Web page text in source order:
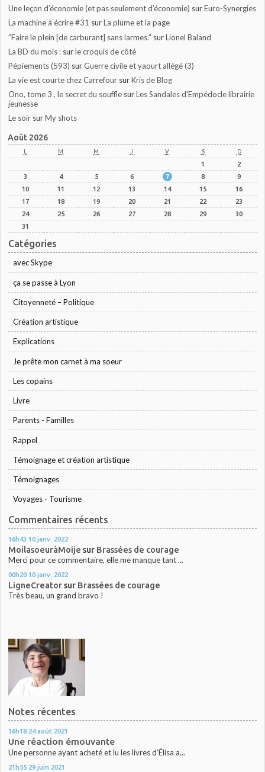
Une leçon d’économie (et pas seulement d’économie) surEuro-Synergies
La machine à écrire #31 surLa plume et la page
”Faire le plein [de carburant] sans larmes.” surLionel Baland
La BD du mois : surle croquis de côté
Pépiements (593) surGuerre civile et yaourt allégé (3)
La vie est courte chez Carrefour surKris de Blog
Ono, tome 3 , le secret du souffle surLes Sandales d'Empédocle librairie
jeunesse
Le soir surMy shots
Août 2026
L M M J V S D
1
2
3
4 5 6 7 8
9
10
11 12 13 14 15
16
17
18 19 20 21 22
23
24
25 26 27 28 29
30
31
Catégories
avec Skype
ça se passe à Lyon
Citoyenneté – Politique
Création artistique
Explications
Je prête mon carnet à ma soeur
Les copains
Livre
Parents - Familles
Rappel
Témoignage et création artistique
Témoignages
Voyages - Tourisme
Commentaires récents
16h43 10 janv. 2022
MoilasoeuràMoije sur Brassées de courage
Merci pour ce commentaire, elle me manque tant ...
00h20 10 janv. 2022
LigneCreatorsur Brassées de courage
Très beau, un grand bravo !
Notes récentes
16h18 24 août 2021
Une réaction émouvante
Une personne ayant acheté et lu les livres d’Élisa a...
21h55 29 juin 2021